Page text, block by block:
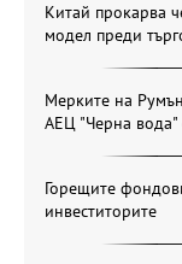
Китай прокарва
модел преди
Мерките на
АЕЦ "Черна вода"
Горещите
инвеститорите